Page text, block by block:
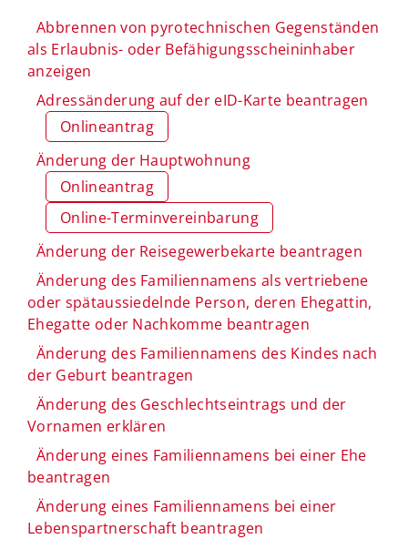
Abbrennen von pyrotechnischen Gegenständen
als Erlaubnis- oder Befähigungsscheininhaber
anzeigen
Adressänderung auf der eID-Karte beantragen
Onlineantrag
Änderung der Hauptwohnung
Onlineantrag
Online-Terminvereinbarung
Änderung der Reisegewerbekarte beantragen
Änderung des Familiennamens als vertriebene
oder spätaussiedelnde Person, deren Ehegattin,
Ehegatte oder Nachkomme beantragen
Änderung des Familiennamens des Kindes nach
der Geburt beantragen
Änderung des Geschlechtseintrags und der
Vornamen erklären
Änderung eines Familiennamens bei einer Ehe
beantragen
Änderung eines Familiennamens bei einer
Lebenspartnerschaft beantragen